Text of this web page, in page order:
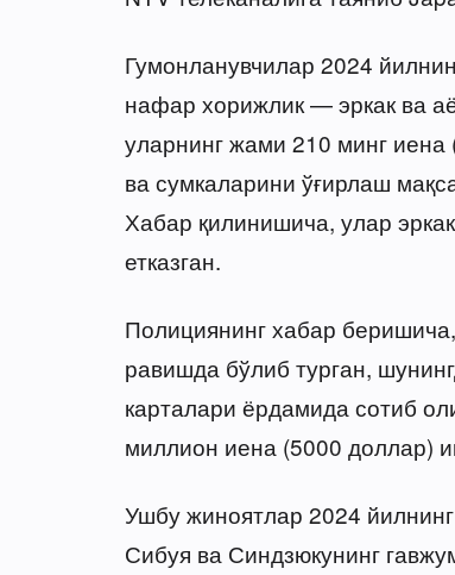
Гумонланувчилар 2024
нафар хорижлик — эркак ва
уларнинг жами 210 минг
ва сумкаларини ўғирлаш
Хабар қилинишича, улар
етказган.
Полициянинг хабар
равишда бўлиб турган,
карталари ёрдамида сотиб
миллион иена (5000 доллар)
Ушбу жиноятлар 2024
Сибуя ва Синдзюкунинг